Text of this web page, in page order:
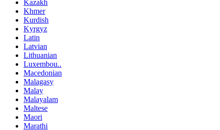
Kazakh
Khmer
Kurdish
Kyrgyz
Latin
Latvian
Lithuanian
Luxembou..
Macedonian
Malagasy
Malay
Malayalam
Maltese
Maori
Marathi